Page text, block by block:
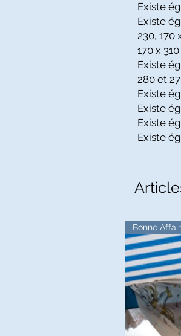
Existe
Existe
230, 170
170 x
Existe
280 et
Existe
Existe
Existe
Existe
Bonne